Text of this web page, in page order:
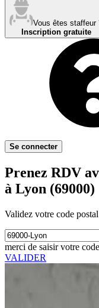
Vous êtes staffeur
Inscription gratuite
Se connecter
Prenez RDV
à Lyon (69000)
Validez votre code postal
merci de saisir votre
VALIDER